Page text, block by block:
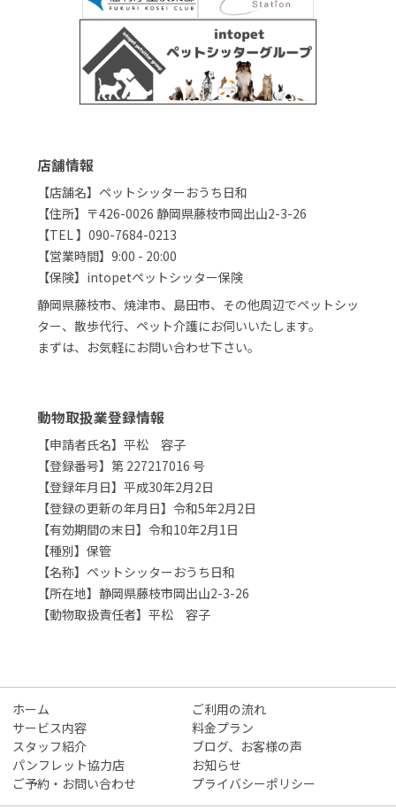
店舗情報
【店舗名】ペットシッターおうち日和
【住所】〒426-0026 静岡県藤枝市岡出山2-3-26
【TEL 】090-7684-0213
【営業時間】9:00 - 20:00
【保険】intopetペットシッター保険
静岡県藤枝市、焼津市、島田市、その他周辺でペットシッ
ター、散歩代行、ペット介護にお伺いいたします。
まずは、お気軽にお問い合わせ下さい。
動物取扱業登録情報
【申請者氏名】平松 容子
【登録番号】第 227217016 号
【登録年月日】平成30年2月2日
【登録の更新の年月日】令和5年2月2日
【有効期間の末日】令和10年2月1日
【種別】保管
【名称】ペットシッターおうち日和
【所在地】静岡県藤枝市岡出山2-3-26
【動物取扱責任者】平松 容子
ホーム
ご利用の流れ
サービス内容
料金プラン
スタッフ紹介
ブログ、お客様の声
パンフレット協力店
お知らせ
ご予約・お問い合わせ
プライバシーポリシー